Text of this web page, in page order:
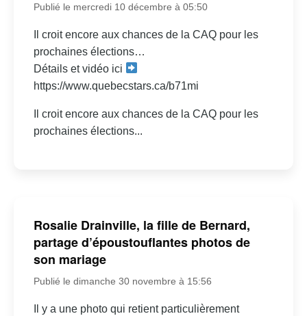
Publié le mercredi 10 décembre à 05:50
Il croit encore aux chances de la CAQ pour les
prochaines élections…
Détails et vidéo ici
https://www.quebecstars.ca/b71mi
Il croit encore aux chances de la CAQ pour les
prochaines élections...
Rosalie Drainville, la fille de Bernard,
partage d’époustouflantes photos de
son mariage
Publié le dimanche 30 novembre à 15:56
Il y a une photo qui retient particulièrement